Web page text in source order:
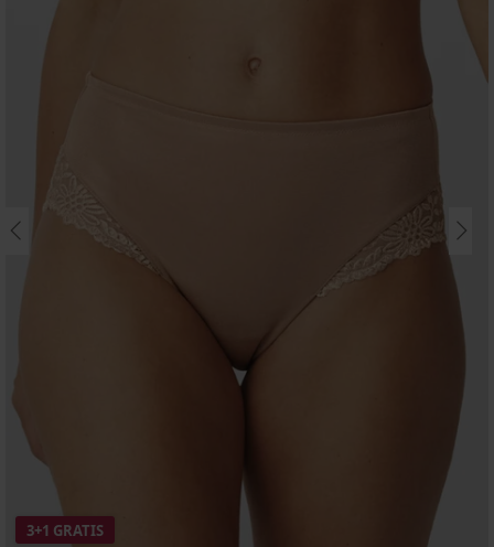
3+1 GRATIS